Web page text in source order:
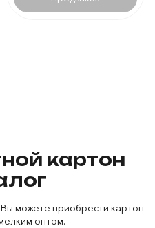
картон
Вы можете приобрести картон
оптом.